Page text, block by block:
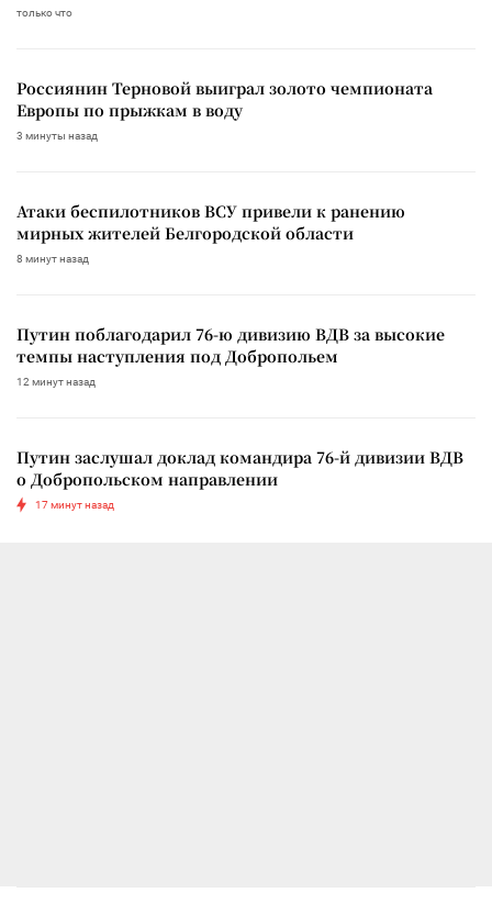
только что
Россиянин Терновой выиграл золото чемпионата
Европы по прыжкам в воду
3 минуты назад
Атаки беспилотников ВСУ привели к ранению
мирных жителей Белгородской области
8 минут назад
Путин поблагодарил 76-ю дивизию ВДВ за высокие
темпы наступления под Добропольем
12 минут назад
Путин заслушал доклад командира 76-й дивизии ВДВ
о Добропольском направлении
17 минут назад